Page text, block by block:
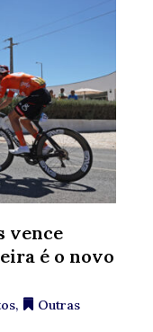
vence
é o novo
,
Outras